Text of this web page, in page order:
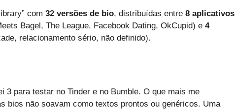
com 32 versões de bio, distribuídas entre 8 aplicativos
Bagel, The League, Facebook Dating, OkCupid) e 4
relacionamento sério, não definido).
3 para testar no Tinder e no Bumble. O que mais me
bios não soavam como textos prontos ou genéricos. Uma